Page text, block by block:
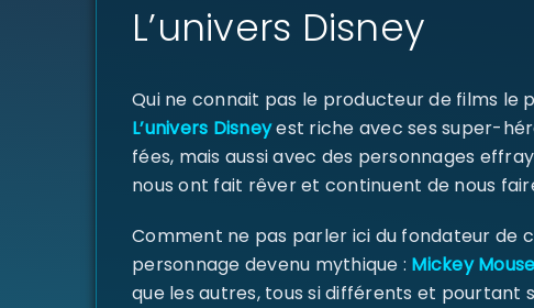
L’univers Disney
Qui ne connait pas le producteur de films le
L’univers Disneyest riche avec ses super-
fées, mais aussi avec des personnages
nous ont fait rêver et continuent de nous
Comment ne pas parler ici du fondateur de
personnage devenu mythique : Mickey
que les autres, tous si différents et pourtant